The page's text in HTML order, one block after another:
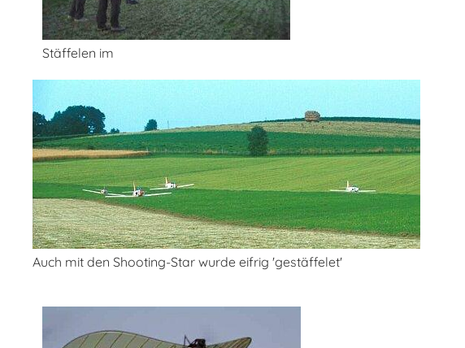
Stäffelen im
Auch mit den Shooting-Star wurde eifrig 'gestäffelet'